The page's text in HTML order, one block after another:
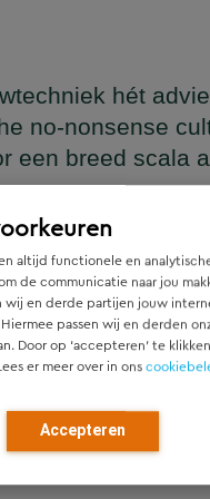
altijd functionele en
de communicatie naar jou
wij en derde partijen jouw
passen wij en derden
Door op ‘accepteren’ te
er meer over in ons
Accepteren
hét
no-nonsense
een breed scala
die naadloos
en denken vanaf het
als constructeur
constructies